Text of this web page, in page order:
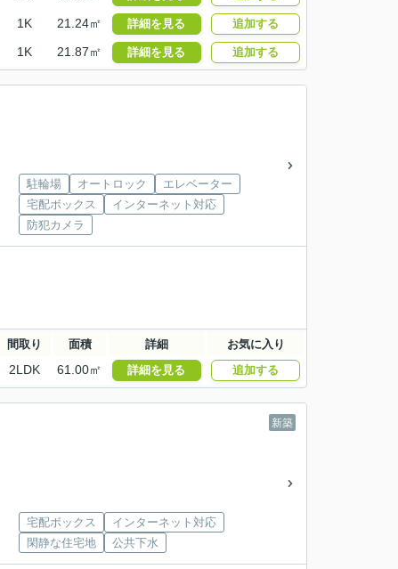
1K 21.24㎡ 詳細を見る 追加する
1K 21.87㎡ 詳細を見る 追加する
駐輪場 オートロック
エレベーター
宅配ボックス
インターネット対応
防犯カメラ
間取り 面積 詳細 お気に入り
2LDK 61.00㎡ 詳細を見る 追加する
新築
宅配ボックス
インターネット対応
閑静な住宅地
公共下水